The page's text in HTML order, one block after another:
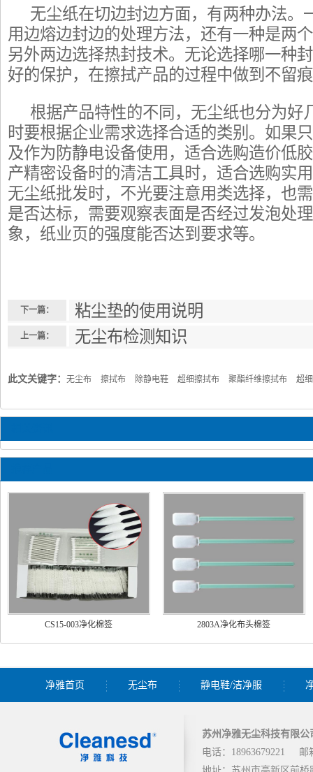
无尘纸在切边封边方面，有两种办法。
用边熔边封边的处理方法，还有一种是两
另外两边选择热封技术。无论选择哪一种
好的保护，在擦拭产品的过程中做到不留
根据产品特性的不同，无尘纸也分为好
时要根据企业需求选择合适的类别。如果
及作为防静电设备使用，适合选购造价低
产精密设备时的清洁工具时，适合选购实
无尘纸批发时，不光要注意用类选择，也
是否达标，需要观察表面是否经过发泡处
象，纸业页的强度能否达到要求等。
下一篇： 粘尘垫的使用说明
上一篇： 无尘布检测知识
此文关键字： 无尘布 擦拭布 除静电鞋 超细擦拭布 聚酯纤维擦拭布 超
CS15-003净化棉签 2803A净化布头棉签
净雅首页 无尘布 静电鞋/洁净服
苏州净雅无尘科技有限公
电话：18963679221
邮